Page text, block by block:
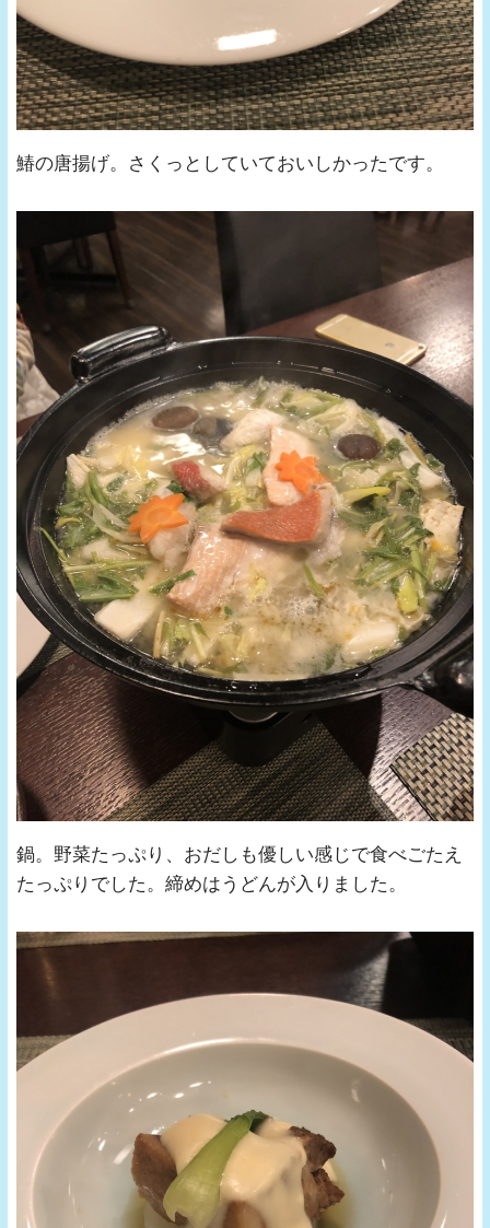
鰆の唐揚げ。さくっとしていておいしかったです。
鍋。野菜たっぷり、おだしも優しい感じで食べごたえ
たっぷりでした。締めはうどんが入りました。